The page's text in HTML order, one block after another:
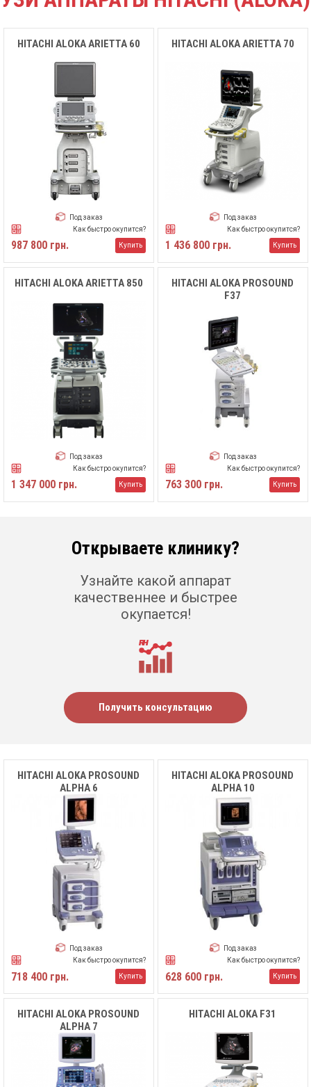
HITACHI ALOKA ARIETTA 60
Под заказ
Как быстро окупится?
987 800 грн. Купить
HITACHI ALOKA ARIETTA 70
Под заказ
Как быстро окупится?
1 436 800 грн. Купить
HITACHI ALOKA ARIETTA 850
Под заказ
Как быстро окупится?
1 347 000 грн. Купить
HITACHI ALOKA PROSOUND
F37
Под заказ
Как быстро окупится?
763 300 грн. Купить
Открываете клинику?
Узнайте какой аппарат
качественнее и быстрее
окупается!
Получить консультацию
HITACHI ALOKA PROSOUND
ALPHA 6
Под заказ
Как быстро окупится?
718 400 грн. Купить
HITACHI ALOKA PROSOUND
ALPHA 10
Под заказ
Как быстро окупится?
628 600 грн. Купить
HITACHI ALOKA PROSOUND
ALPHA 7
HITACHI ALOKA F31